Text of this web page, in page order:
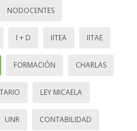
NODOCENTES
I + D IITEA IITAE
FORMACIÓN CHARLAS
LEY MICAELA
UNR CONTABILIDAD